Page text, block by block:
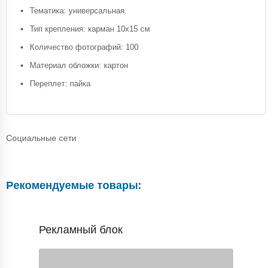
Тематика: универсальная.
Тип крепления: карман 10х15 см
Количество фотографий: 100
Материал обложки: картон
Переплет: пайка
Социальные сети
Рекомендуемые товары:
Рекламный блок